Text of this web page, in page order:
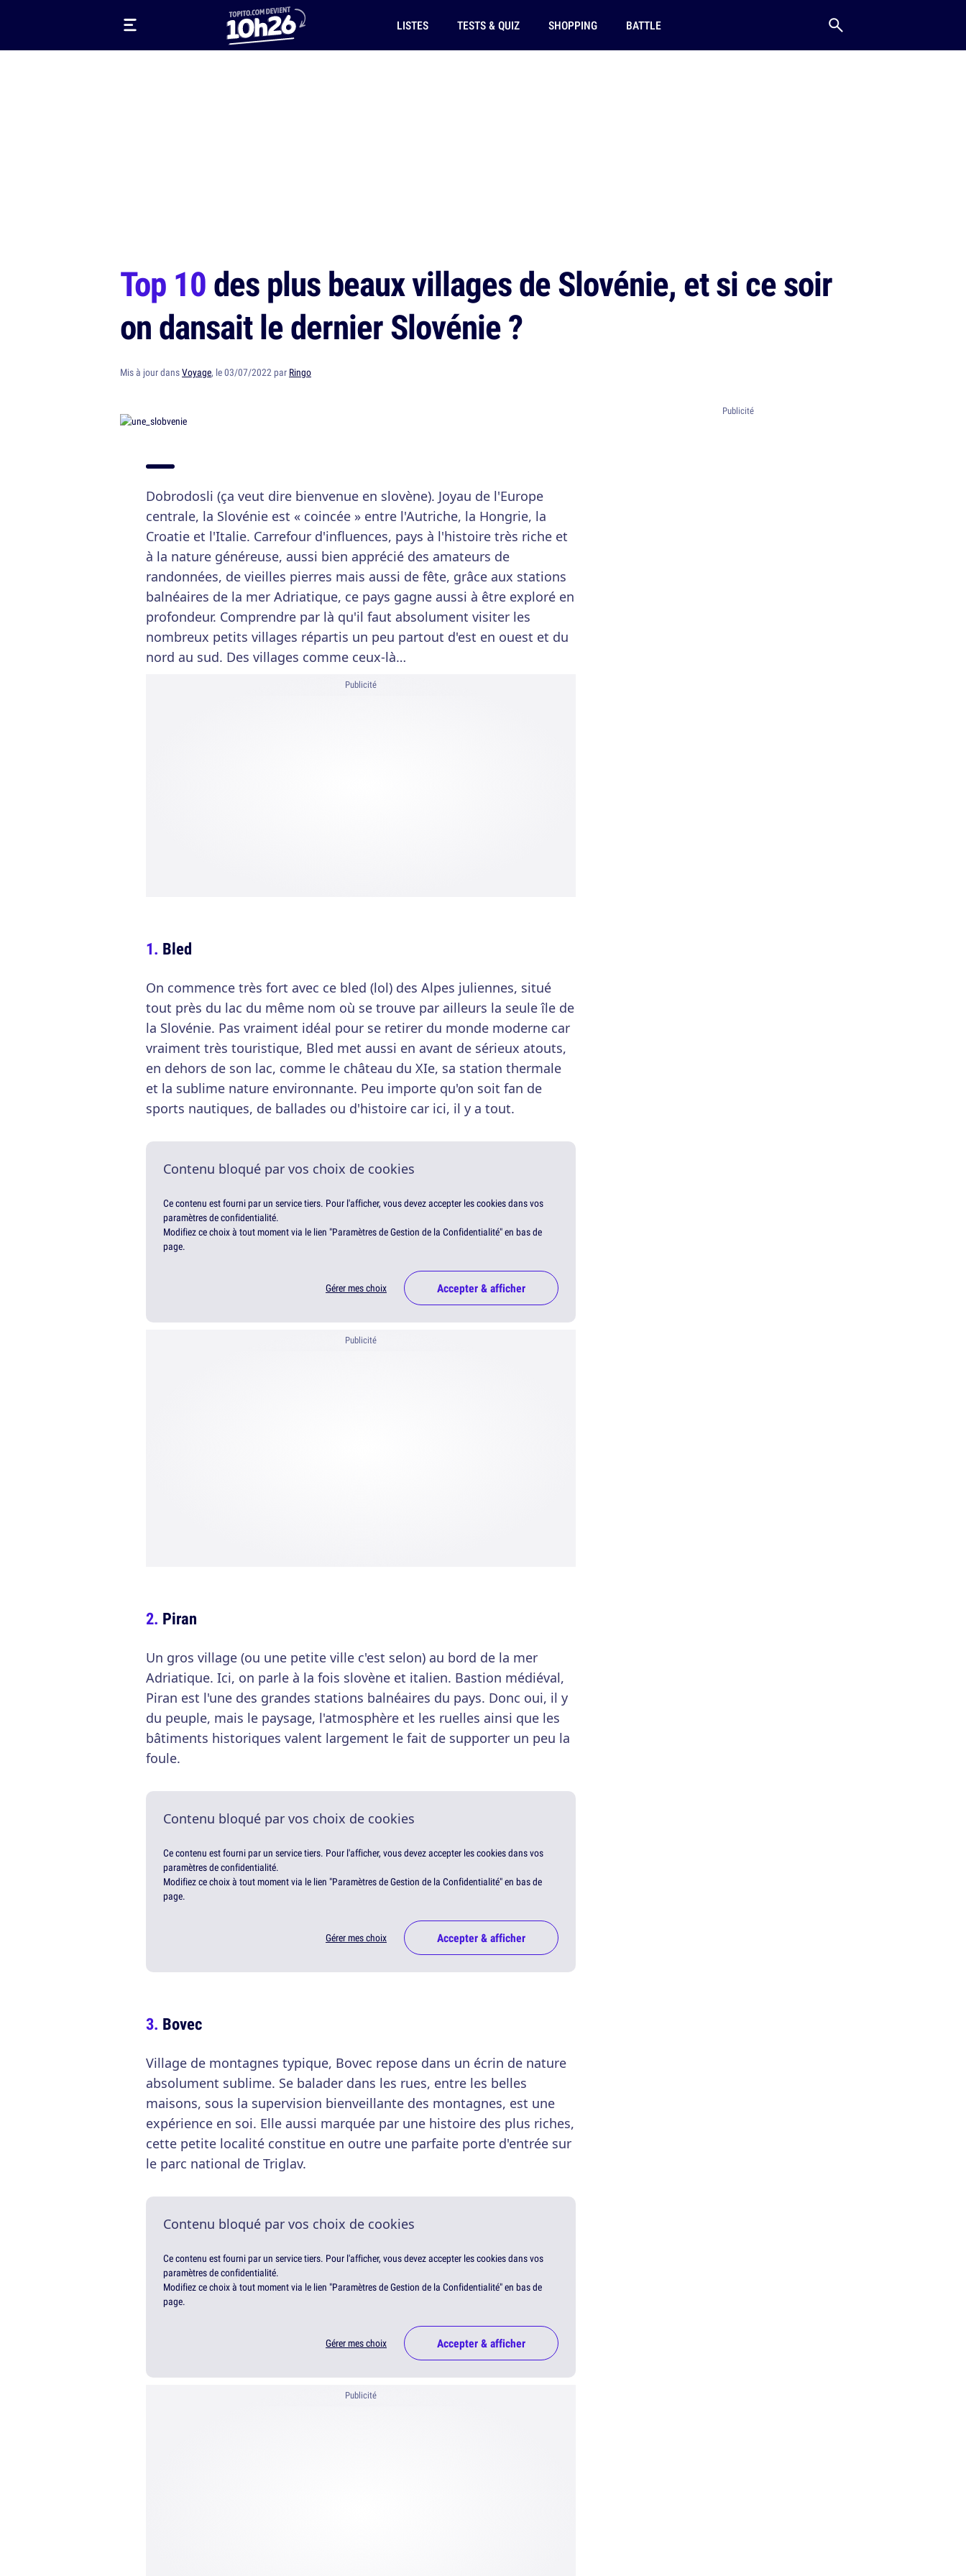
LISTES TESTS & QUIZ SHOPPING BATTLE
Top 10des plus beaux villages de Slovénie, et si ce soir
on dansait le dernier Slovénie ?
Mis à jour dansVoyage, le 03/07/2022 par Ringo
Dobrodosli (ça veut dire bienvenue en slovène). Joyau de l'Europe
centrale, la Slovénie est « coincée » entre l'Autriche, la Hongrie, la
Croatie et l'Italie. Carrefour d'influences, pays à l'histoire très riche et
à la nature généreuse, aussi bien apprécié des amateurs de
randonnées, de vieilles pierres mais aussi de fête, grâce aux stations
balnéaires de la mer Adriatique, ce pays gagne aussi à être exploré en
profondeur. Comprendre par là qu'il faut absolument visiter les
nombreux petits villages répartis un peu partout d'est en ouest et du
nord au sud. Des villages comme ceux-là…
Publicité
Bled
On commence très fort avec ce bled (lol) des Alpes juliennes, situé
tout près du lac du même nom où se trouve par ailleurs la seule île de
la Slovénie. Pas vraiment idéal pour se retirer du monde moderne car
vraiment très touristique, Bled met aussi en avant de sérieux atouts,
en dehors de son lac, comme le château du XIe, sa station thermale
et la sublime nature environnante. Peu importe qu'on soit fan de
sports nautiques, de ballades ou d'histoire car ici, il y a tout.
Contenu bloqué par vos choix de cookies
Ce contenu est fourni par un service tiers. Pour l'afficher, vous devez accepter les cookies dans vos
paramètres de confidentialité.
Modifiez ce choix à tout moment via le lien "Paramètres de Gestion de la Confidentialité" en bas de
page.
Gérer mes choix Accepter & afficher
Publicité
Piran
Un gros village (ou une petite ville c'est selon) au bord de la mer
Adriatique. Ici, on parle à la fois slovène et italien. Bastion médiéval,
Piran est l'une des grandes stations balnéaires du pays. Donc oui, il y
du peuple, mais le paysage, l'atmosphère et les ruelles ainsi que les
bâtiments historiques valent largement le fait de supporter un peu la
foule.
Contenu bloqué par vos choix de cookies
Ce contenu est fourni par un service tiers. Pour l'afficher, vous devez accepter les cookies dans vos
paramètres de confidentialité.
Modifiez ce choix à tout moment via le lien "Paramètres de Gestion de la Confidentialité" en bas de
page.
Gérer mes choix Accepter & afficher
Bovec
Village de montagnes typique, Bovec repose dans un écrin de nature
absolument sublime. Se balader dans les rues, entre les belles
maisons, sous la supervision bienveillante des montagnes, est une
expérience en soi. Elle aussi marquée par une histoire des plus riches,
cette petite localité constitue en outre une parfaite porte d'entrée sur
le parc national de Triglav.
Contenu bloqué par vos choix de cookies
Ce contenu est fourni par un service tiers. Pour l'afficher, vous devez accepter les cookies dans vos
paramètres de confidentialité.
Modifiez ce choix à tout moment via le lien "Paramètres de Gestion de la Confidentialité" en bas de
page.
Gérer mes choix Accepter & afficher
Publicité